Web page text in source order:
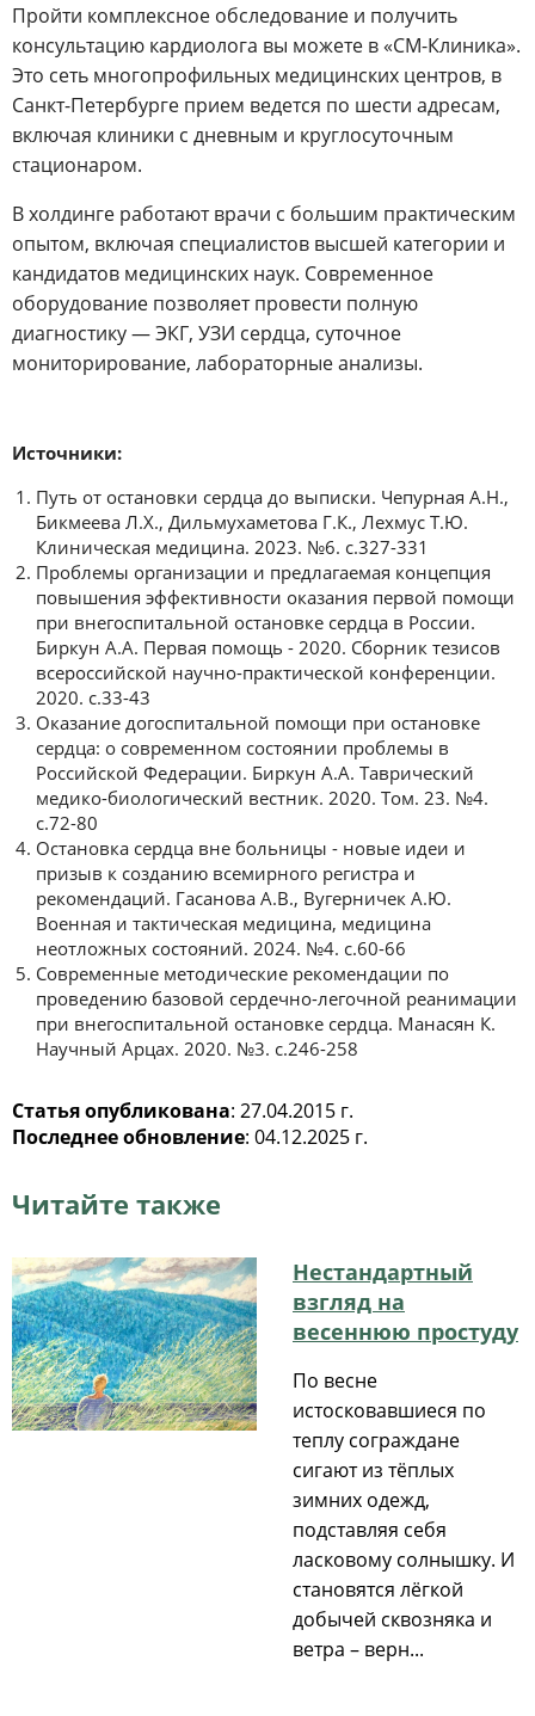
Пройти комплексное обследование и получить
консультацию кардиолога вы можете в «СМ-Клиника».
Это сеть многопрофильных медицинских центров, в
Санкт-Петербурге прием ведется по шести адресам,
включая клиники с дневным и круглосуточным
стационаром.
В холдинге работают врачи с большим практическим
опытом, включая специалистов высшей категории и
кандидатов медицинских наук. Современное
оборудование позволяет провести полную
диагностику — ЭКГ, УЗИ сердца, суточное
мониторирование, лабораторные анализы.
Источники:
Путь от остановки сердца до выписки. Чепурная А.Н.,
Бикмеева Л.Х., Дильмухаметова Г.К., Лехмус Т.Ю.
Клиническая медицина. 2023. №6. с.327-331
Проблемы организации и предлагаемая концепция
повышения эффективности оказания первой помощи
при внегоспитальной остановке сердца в России.
Биркун А.А. Первая помощь - 2020. Сборник тезисов
всероссийской научно-практической конференции.
2020. с.33-43
Оказание догоспитальной помощи при остановке
сердца: о современном состоянии проблемы в
Российской Федерации. Биркун А.А. Таврический
медико-биологический вестник. 2020. Том. 23. №4.
с.72-80
Остановка сердца вне больницы - новые идеи и
призыв к созданию всемирного регистра и
рекомендаций. Гасанова А.В., Вугерничек А.Ю.
Военная и тактическая медицина, медицина
неотложных состояний. 2024. №4. с.60-66
Современные методические рекомендации по
проведению базовой сердечно-легочной реанимации
при внегоспитальной остановке сердца. Манасян К.
Научный Арцах. 2020. №3. с.246-258
Статья опубликована: 27.04.2015 г.
Последнее обновление: 04.12.2025 г.
Читайте также
Нестандартный
взгляд на
весеннюю простуду
По весне
истосковавшиеся по
теплу сограждане
сигают из тёплых
зимних одежд,
подставляя себя
ласковому солнышку. И
становятся лёгкой
добычей сквозняка и
ветра – верн...